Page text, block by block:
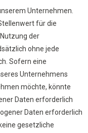
Unternehmen.
für die
der
ohne jede
Sofern eine
Unternehmens
möchte, könnte
Daten erforderlich
Daten erforderlich
gesetzliche